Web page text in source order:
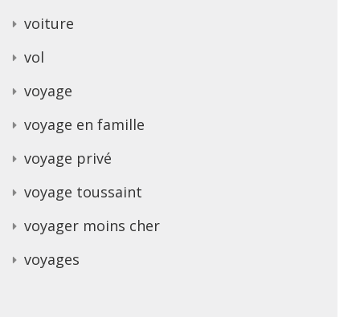
voiture
vol
voyage
voyage en famille
voyage privé
voyage toussaint
voyager moins cher
voyages